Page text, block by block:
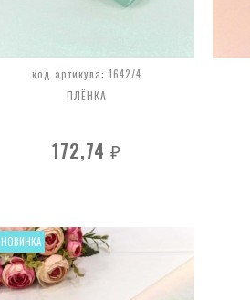
код артикула: 1642/4
ПЛЁНКА
172,74 ₽
НОВИНКА